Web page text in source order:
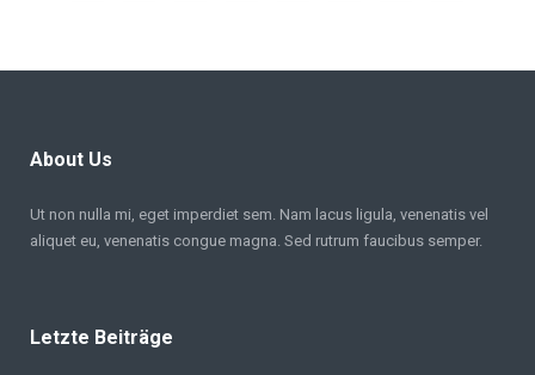
About Us
Ut non nulla mi, eget imperdiet sem. Nam lacus ligula, venenatis vel
aliquet eu, venenatis congue magna. Sed rutrum faucibus semper.
Letzte Beiträge